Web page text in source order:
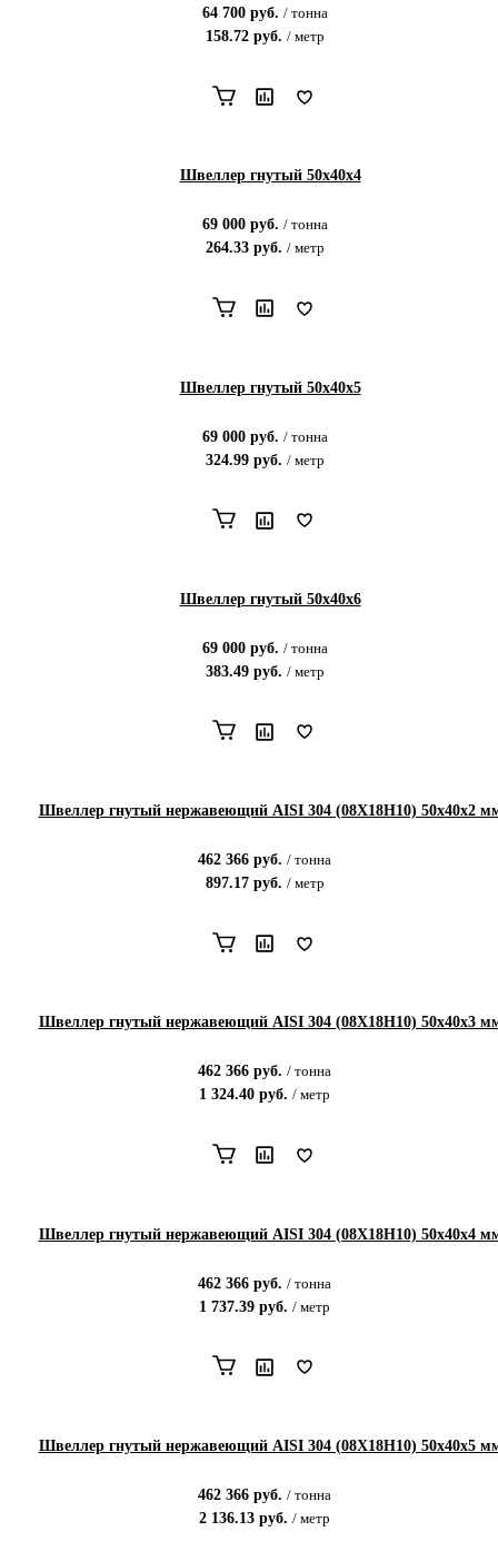
64 700руб. / тонна
158.72руб. / метр
Швеллер гнутый 50х40х4
69 000руб. / тонна
264.33руб. / метр
Швеллер гнутый 50х40х5
69 000руб. / тонна
324.99руб. / метр
Швеллер гнутый 50х40х6
69 000руб. / тонна
383.49руб. / метр
Швеллер гнутый нержавеющий AISI 304 (08Х18Н10) 50х40х2
462 366 руб. / тонна
897.17руб. / метр
Швеллер гнутый нержавеющий AISI 304 (08Х18Н10) 50х40х3
462 366 руб. / тонна
1 324.40 руб. / метр
Швеллер гнутый нержавеющий AISI 304 (08Х18Н10) 50х40х4
462 366 руб. / тонна
1 737.39 руб. / метр
Швеллер гнутый нержавеющий AISI 304 (08Х18Н10) 50х40х5
462 366 руб. / тонна
2 136.13 руб. / метр